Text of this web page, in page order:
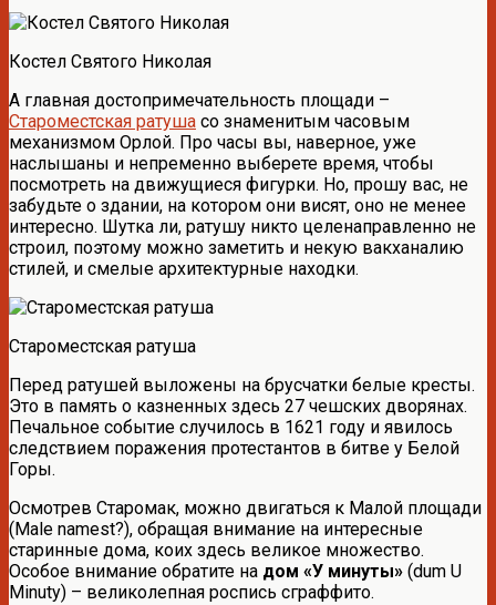
Костел Святого Николая
А главная достопримечательность площади –
Староместская ратуша со знаменитым часовым
механизмом Орлой. Про часы вы, наверное, уже
наслышаны и непременно выберете время, чтобы
посмотреть на движущиеся фигурки. Но, прошу вас, не
забудьте о здании, на котором они висят, оно не менее
интересно. Шутка ли, ратушу никто целенаправленно не
строил, поэтому можно заметить и некую вакханалию
стилей, и смелые архитектурные находки.
Староместская ратуша
Перед ратушей выложены на брусчатки белые кресты.
Это в память о казненных здесь 27 чешских дворянах.
Печальное событие случилось в 1621 году и явилось
следствием поражения протестантов в битве у Белой
Горы.
Осмотрев Старомак, можно двигаться к Малой площади
(Male namest?), обращая внимание на интересные
старинные дома, коих здесь великое множество.
Особое внимание обратите на дом «У минуты» (dum U
Minuty) – великолепная роспись сграффито.